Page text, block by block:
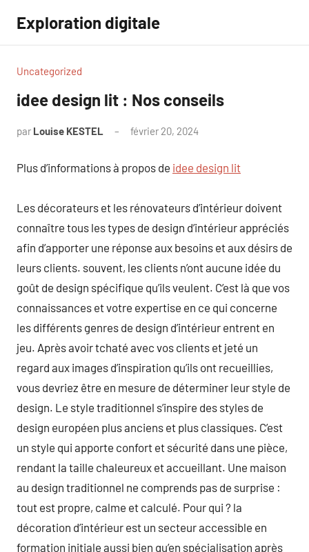
contenu
Exploration digitale
Uncategorized
idee design lit : Nos conseils
par Louise KESTEL février 20, 2024
Plus d’informations à propos de idee design lit
Les décorateurs et les rénovateurs d’intérieur doivent
connaître tous les types de design d’intérieur appréciés
afin d’apporter une réponse aux besoins et aux désirs de
leurs clients. souvent, les clients n’ont aucune idée du
goût de design spécifique qu’ils veulent. C’est là que vos
connaissances et votre expertise en ce qui concerne
les différents genres de design d’intérieur entrent en
jeu. Après avoir tchaté avec vos clients et jeté un
regard aux images d’inspiration qu’ils ont recueillies,
vous devriez être en mesure de déterminer leur style de
design. Le style traditionnel s’inspire des styles de
design européen plus anciens et plus classiques. C’est
un style qui apporte confort et sécurité dans une pièce,
rendant la taille chaleureux et accueillant. Une maison
au design traditionnel ne comprends pas de surprise :
tout est propre, calme et calculé. Pour qui ? la
décoration d’intérieur est un secteur accessible en
formation initiale aussi bien qu’en spécialisation après